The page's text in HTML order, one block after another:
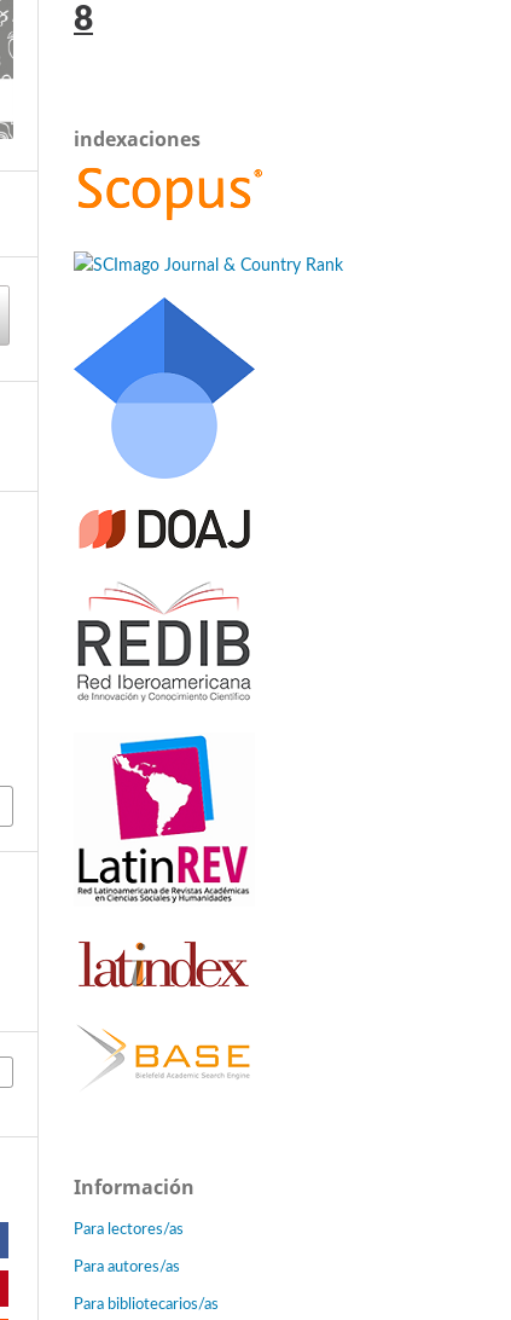
8
indexaciones
Información
Para lectores/as
Para autores/as
Para bibliotecarios/as